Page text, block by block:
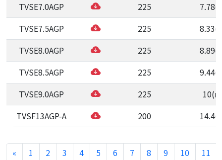
TVSE7.0AGP
225
TVSE7.5AGP
225
TVSE8.0AGP
225
TVSE8.5AGP
225
TVSE9.0AGP
225
TVSF13AGP-A
200
« 1 2 3 4 5 6 7 8 9 10 11